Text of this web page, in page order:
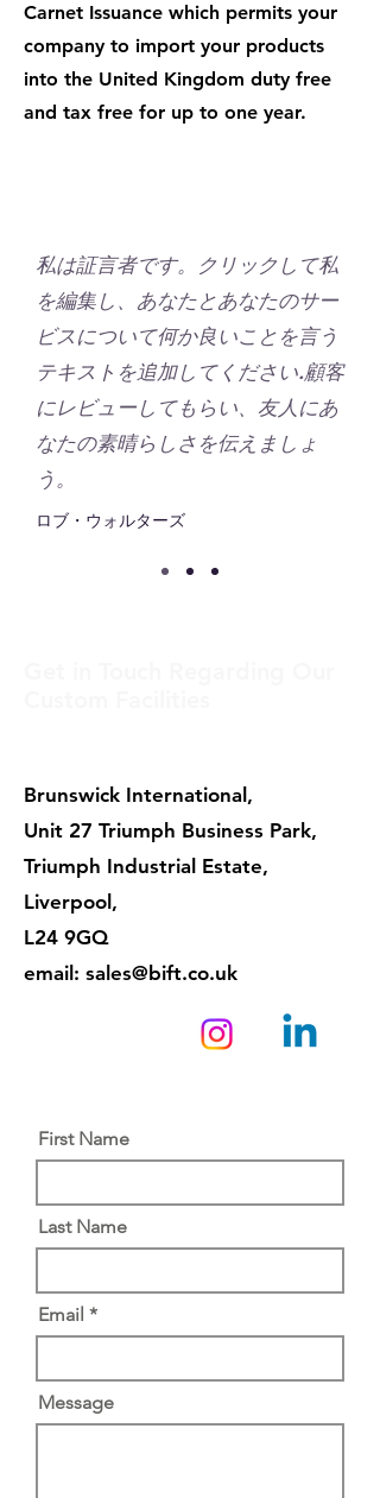
Carnet Issuance which permits your
company to import your products
into the United Kingdom duty free
and tax free for up to one year.
私は証言者です。クリックして私
を編集し、あなたとあなたのサー
ビスについて何か良いことを言う
テキストを追加してください.顧客
にレビューしてもらい、友人にあ
なたの素晴らしさを伝えましょ
う。
ロブ・ウォルターズ
Brunswick International,
Unit 27 Triumph Business Park,
Triumph Industrial Estate,
Liverpool,
L24 9GQ
email: sales@bift.co.uk
First Name
Last Name
Email
Message